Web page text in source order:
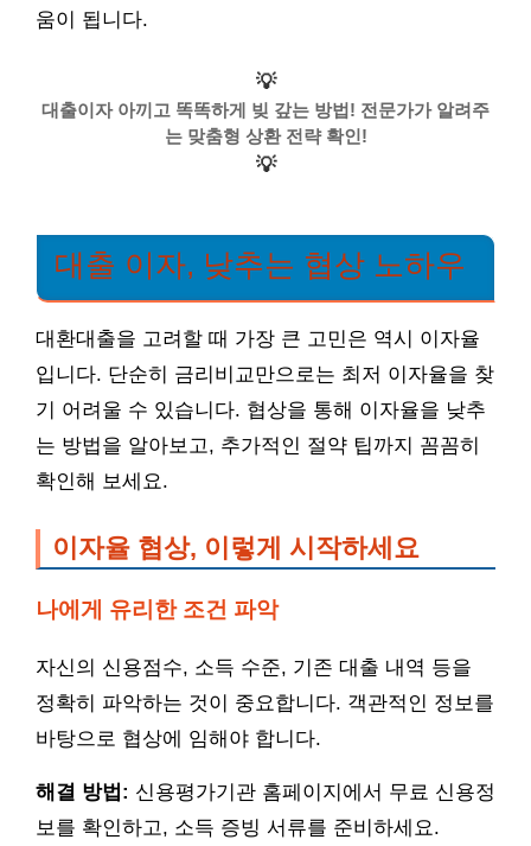
움이 됩니다.
💡
대출이자 아끼고 똑똑하게 빚 갚는 방법! 전문가가 알려주
는 맞춤형 상환 전략 확인!
💡
대출 이자, 낮추는 협상 노하우
대환대출을 고려할 때 가장 큰 고민은 역시 이자율
입니다. 단순히 금리비교만으로는 최저 이자율을 찾
기 어려울 수 있습니다. 협상을 통해 이자율을 낮추
는 방법을 알아보고, 추가적인 절약 팁까지 꼼꼼히
확인해 보세요.
이자율 협상, 이렇게 시작하세요
나에게 유리한 조건 파악
자신의 신용점수, 소득 수준, 기존 대출 내역 등을
정확히 파악하는 것이 중요합니다. 객관적인 정보를
바탕으로 협상에 임해야 합니다.
해결 방법: 신용평가기관 홈페이지에서 무료 신용정
보를 확인하고, 소득 증빙 서류를 준비하세요.